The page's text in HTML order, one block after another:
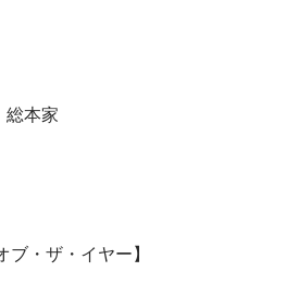
本家
ブ・ザ・イヤー】